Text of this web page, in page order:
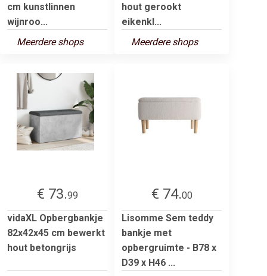
cm kunstlinnen
wijnroo...
Meerdere shops
hout gerookt
eikenkl...
Meerdere shops
€ 73.99
vidaXL Opbergbankje
82x42x45 cm bewerkt
hout betongrijs
€ 74.00
Lisomme Sem teddy
bankje met
opbergruimte - B78 x
D39 x H46 ...